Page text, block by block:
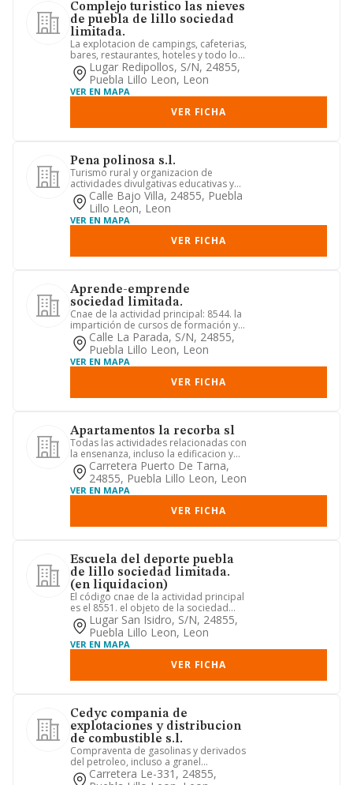
Complejo turistico las nieves
de puebla de lillo sociedad
limitada.
La explotacion de campings, cafeterias,
bares, restaurantes, hoteles y todo lo
relacionado con el r...
Lugar Redipollos, S/n, 24855,
Puebla Lillo Leon, Leon
VER EN MAPA
VER FICHA
Pena polinosa s.l.
Turismo rural y organizacion de
actividades divulgativas educativas y
de ocio.Calle Bajo Villa, 24855, Puebla
Lillo Leon, Leon
VER EN MAPA
VER FICHA
Aprende-emprende
sociedad limitada.
Cnae de la actividad principal: 8544. la
impartición de cursos de formación y
clases docentes y de ...
Calle La Parada, S/n, 24855,
Puebla Lillo Leon, Leon
VER EN MAPA
VER FICHA
Apartamentos la recorba sl
Todas las actividades relacionadas con
la ensenanza, incluso la edificacion y
explotacion de colegi...
Carretera Puerto De Tarna,
24855, Puebla Lillo Leon, Leon
VER EN MAPA
VER FICHA
Escuela del deporte puebla
de lillo sociedad limitada.
(en liquidacion)
El código cnae de la actividad principal
es el 8551. el objeto de la sociedad
será: la impartición ...
Lugar San Isidro, S/n, 24855,
Puebla Lillo Leon, Leon
VER EN MAPA
VER FICHA
Cedyc compania de
explotaciones y distribucion
de combustible s.l.
Compraventa de gasolinas y derivados
del petroleo, incluso a granel
reparacion y venta de vehiculos...
Carretera Le-331, 24855,